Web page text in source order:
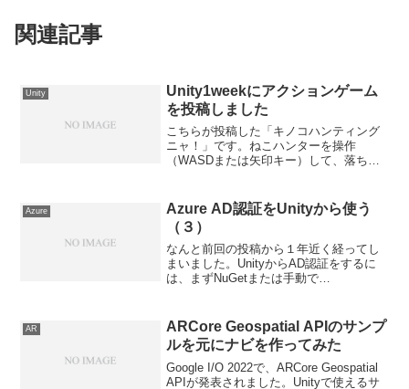
関連記事
Unity
Unity1weekにアクションゲーム
を投稿しました
こちらが投稿した「キノコハンティング
ニャ！」です。ねこハンターを操作
（WASDまたは矢印キー）して、落ちて
ペースキー）で飛び越えられます。キノ
コを連続して取ると、チェイ...
Azure
Azure AD認証をUnityから使う
（３）
なんと前回の投稿から１年近く経ってし
まいました。UnityからAD認証をするに
は、まずNuGetまたは手動で
に立ち返りますが、Azure...
AR
ARCore Geospatial APIのサンプ
ルを元にナビを作ってみた
Google I/O 2022で、ARCore Geospatial
APIが発表されました。Unityで使えるサ